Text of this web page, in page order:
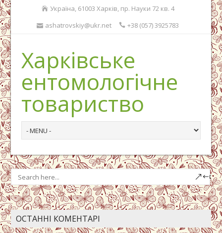
Україна, 61003 Харків, пр. Науки 72 кв. 4
ashatrovskiy@ukr.net
+38 (057) 3925783
Харківське
ентомологічне
товариство
ОСТАННІ КОМЕНТАРІ